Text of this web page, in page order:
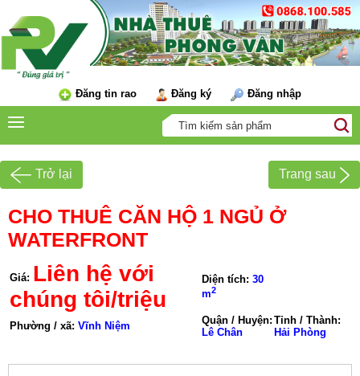
Đăng tin rao Đăng ký Đăng nhập
Trở lại Trang sau
CHO THUÊ CĂN HỘ 1 NGỦ Ở
WATERFRONT
Giá: Liên hệ với
chúng tôi/triệu
Diện tích: 30
m2
Phường / xã: Vĩnh Niệm
Quận / Huyện:
Lê Chân
Tỉnh / Thành:
Hải Phòng